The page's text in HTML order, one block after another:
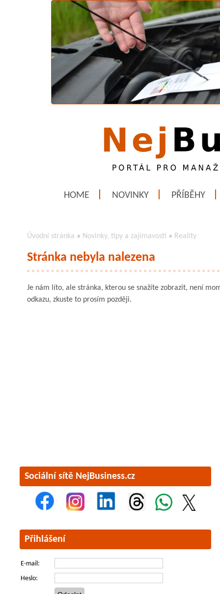
HOME NOVINKY PŘÍBĚHY
Úvodní stránka » Novinky, tipy a zajímavosti » Reality
Stránka nebyla nalezena
Je nám líto, ale stránka, kterou se snažíte zobrazit, není
odkazu, zkuste to prosím později.
Sociální sítě NejBusiness.cz
Přihlášení
E-mail:
Heslo: